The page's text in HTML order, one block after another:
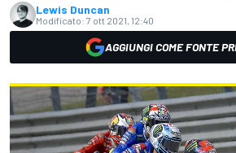
Lewis Duncan
Modificato: 7 ott 2021, 12:40
AGGIUNGI COME FONTE